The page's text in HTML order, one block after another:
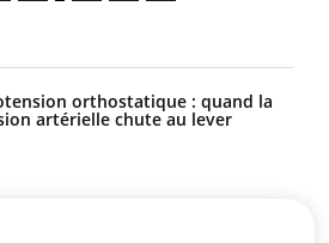
orthostatique : quand la
artérielle chute au lever